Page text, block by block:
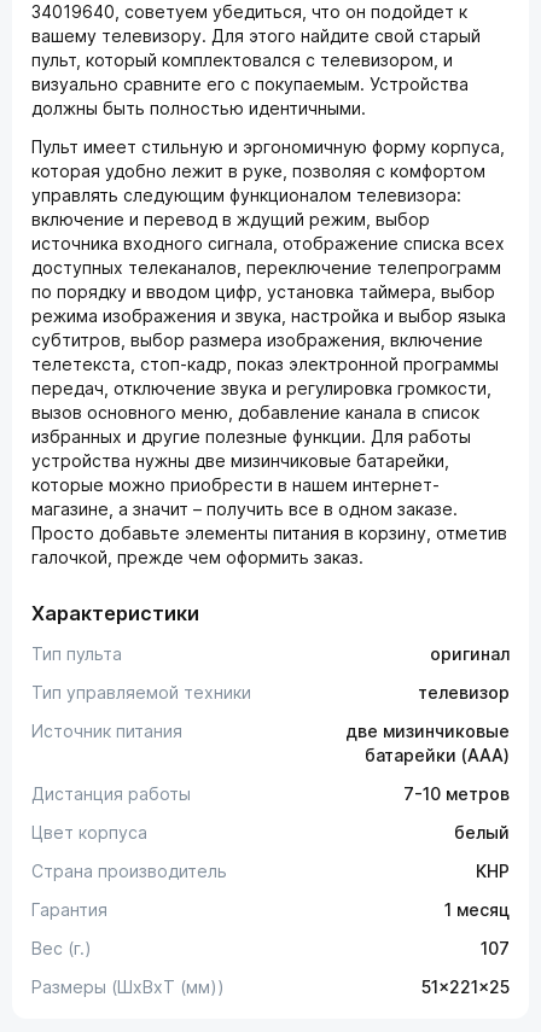
34019640, советуем убедиться, что он подойдет к
вашему телевизору. Для этого найдите свой старый
пульт, который комплектовался с телевизором, и
визуально сравните его с покупаемым. Устройства
должны быть полностью идентичными.
Пульт имеет стильную и эргономичную форму корпуса,
которая удобно лежит в руке, позволяя с комфортом
управлять следующим функционалом телевизора:
включение и перевод в ждущий режим, выбор
источника входного сигнала, отображение списка всех
доступных телеканалов, переключение телепрограмм
по порядку и вводом цифр, установка таймера, выбор
режима изображения и звука, настройка и выбор языка
субтитров, выбор размера изображения, включение
телетекста, стоп-кадр, показ электронной программы
передач, отключение звука и регулировка громкости,
вызов основного меню, добавление канала в список
избранных и другие полезные функции. Для работы
устройства нужны две мизинчиковые батарейки,
которые можно приобрести в нашем интернет-
магазине, а значит – получить все в одном заказе.
Просто добавьте элементы питания в корзину, отметив
галочкой, прежде чем оформить заказ.
Характеристики
Тип пульта
оригинал
Тип управляемой техники
телевизор
Источник питания
две мизинчиковые
батарейки (AAA)
Дистанция работы
7-10 метров
Цвет корпуса
белый
Страна производитель
КНР
Гарантия
1 месяц
Вес (г.)
107
Размеры (ШxВxТ (мм))
51x221x25